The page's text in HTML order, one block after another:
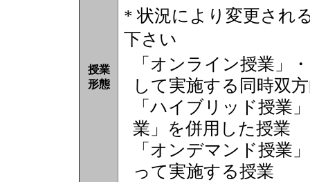
授業
形態
* 状況により変更され
下さい
「オンライン授業」
して実施する同時双
「ハイブリッド授業
業」を併用した授業
「オンデマンド授業
って実施する授業